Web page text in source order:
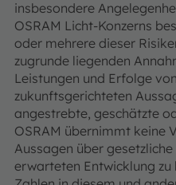
insbesondere
OSRAM Licht-Konzerns
oder mehrere dieser
zugrunde liegenden
Leistungen und Erfolge
zukunftsgerichteten
angestrebte, geschätzte
OSRAM übernimmt keine
Aussagen über
erwarteten Entwicklung zu